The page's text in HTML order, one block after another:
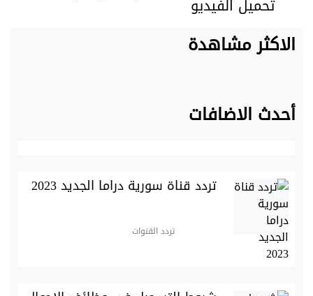
تحميل الفيديو
الاكثر مشاهدة
أحدث الاضافات
تردد قناة سورية دراما الجديد 2023
تردد القنوات